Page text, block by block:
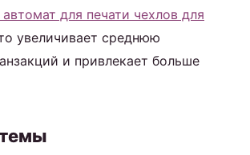
для печати чехлов для
увеличивает среднюю
и привлекает больше